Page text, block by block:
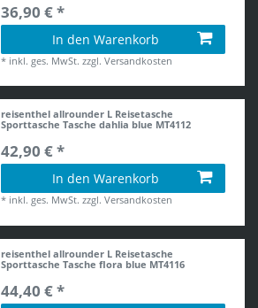
36,90 € *
In den Warenkorb
* inkl. ges. MwSt. zzgl.Versandkosten
reisenthel allrounder L Reisetasche
Sporttasche Tasche dahlia blue MT4112
42,90 € *
In den Warenkorb
* inkl. ges. MwSt. zzgl.Versandkosten
reisenthel allrounder L Reisetasche
Sporttasche Tasche flora blue MT4116
44,40 € *